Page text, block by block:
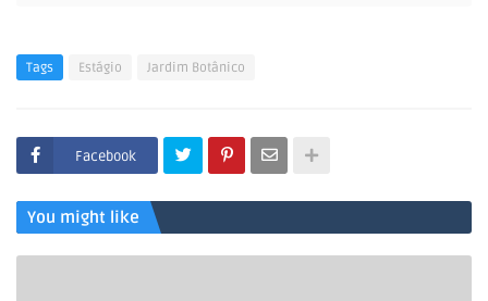
Tags Estágio Jardim Botânico
Facebook
You might like